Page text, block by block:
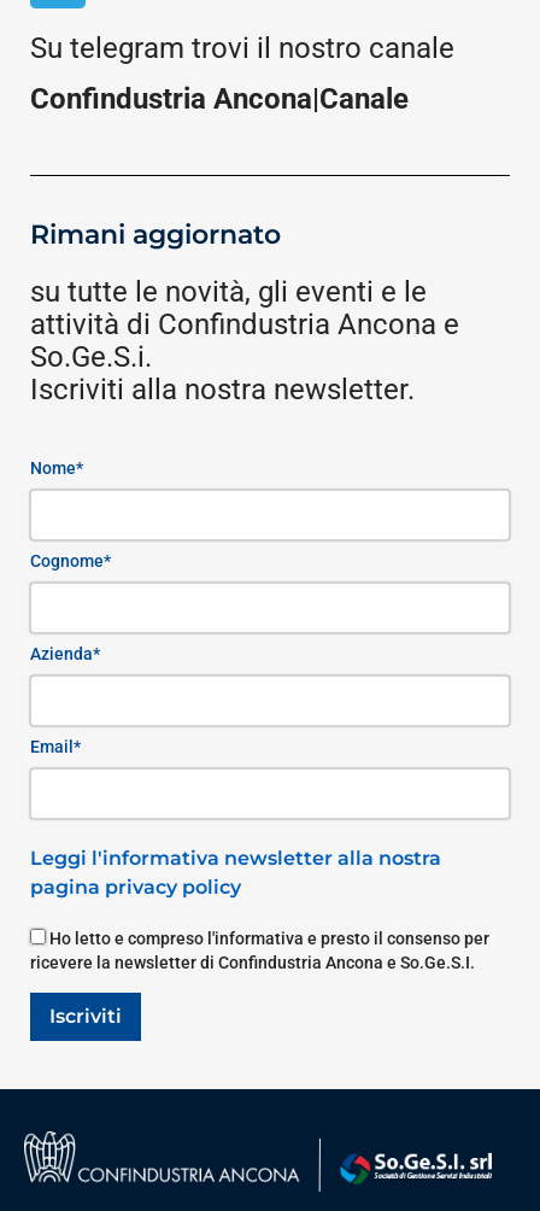
Su telegram trovi il nostro canale
Confindustria Ancona|Canale
Rimani aggiornato
su tutte le novità, gli eventi e le
attività di Confindustria Ancona e
So.Ge.S.i.
Iscriviti alla nostra newsletter.
Nome*
Cognome*
Azienda*
Email*
Leggi l'informativa newsletter alla nostra
pagina privacy policy
Ho letto e compreso l'informativa e presto il consenso per
ricevere la newsletter di Confindustria Ancona e So.Ge.S.I.
Iscriviti